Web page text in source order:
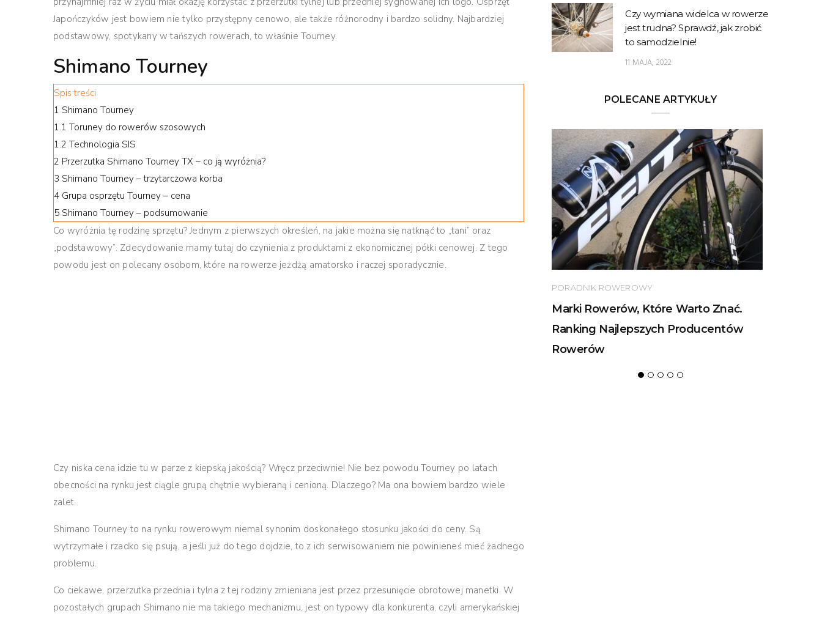
Japończyków jest bowiem nie tylko przystępny cenowo, ale także różnorodny i bardzo solidny. Najbardziej
podstawowy, spotykany w tańszych rowerach, to właśnie Tourney.
Shimano Tourney
Spis treści
1 Shimano Tourney
1.1 Toruney do rowerów szosowych
1.2 Technologia SIS
2 Przerzutka Shimano Tourney TX – co ją wyróżnia?
3 Shimano Tourney – trzytarczowa korba
4 Grupa osprzętu Tourney – cena
5 Shimano Tourney – podsumowanie
Co wyróżnia tę rodzinę sprzętu? Jednym z pierwszych określeń, na jakie można się natknąć to „tani” oraz
„podstawowy”. Zdecydowanie mamy tutaj do czynienia z produktami z ekonomicznej półki cenowej. Z tego
powodu jest on polecany osobom, które na rowerze jeżdżą amatorsko i raczej sporadycznie.
Czy niska cena idzie tu w parze z kiepską jakością? Wręcz przeciwnie! Nie bez powodu Tourney po latach
obecności na rynku jest ciągle grupą chętnie wybieraną i cenioną. Dlaczego? Ma ona bowiem bardzo wiele
zalet.
Shimano Tourney to na rynku rowerowym niemal synonim doskonałego stosunku jakości do ceny. Są
wytrzymałe i rzadko się psują, a jeśli już do tego dojdzie, to z ich serwisowaniem nie powinieneś mieć żadnego
problemu.
Co ciekawe, przerzutka przednia i tylna z tej rodziny zmieniana jest przez przesunięcie obrotowej manetki. W
pozostałych grupach Shimano nie ma takiego mechanizmu, jest on typowy dla konkurenta, czyli amerykańskiej
Czy wymiana widelca w rowerze
jest trudna? Sprawdź, jak zrobić
to samodzielnie!
11 MAJA, 2022
POLECANE ARTYKUŁY
PORADNIK ROWEROWY
Marki Rowerów, Które Warto Znać.
Ranking Najlepszych Producentów
Rowerów